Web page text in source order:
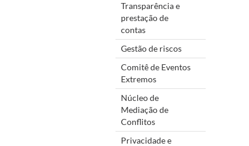
Transparência e
prestação de
contas
Gestão de riscos
Comitê de Eventos
Extremos
Núcleo de
Mediação de
Conflitos
Privacidade e